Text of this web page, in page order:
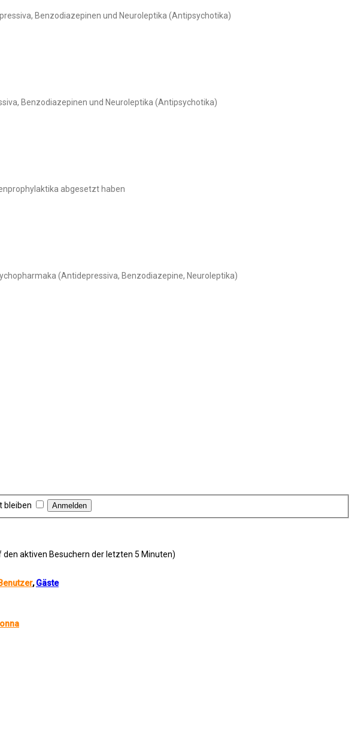
Benzodiazepinen und Neuroleptika (Antipsychotika)
Benzodiazepinen und Neuroleptika (Antipsychotika)
abgesetzt haben
(Antidepressiva, Benzodiazepine, Neuroleptika)
bleiben
aktiven Besuchern der letzten 5 Minuten)
,Gäste